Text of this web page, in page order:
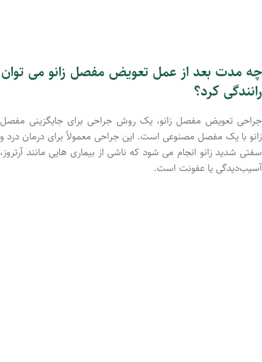
چه مدت بعد از عمل تعویض مفصل زانو می توان
رانندگی کرد؟
جراحی تعویض مفصل زانو، یک روش جراحی برای جایگزینی مفصل
زانو با یک مفصل مصنوعی است. این جراحی معمولاً برای درمان درد و
سفتی شدید زانو انجام می ‌شود که ناشی از بیماری ‌هایی مانند آرتروز،
آسیب‌دیدگی یا عفونت است.